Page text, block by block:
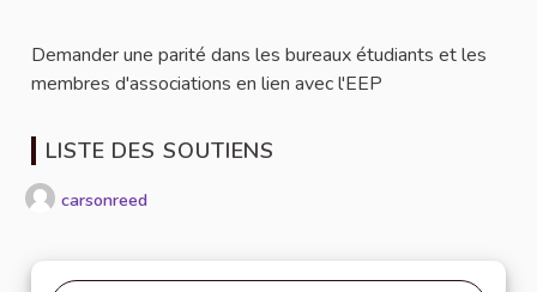
Demander une parité dans les bureaux étudiants et les
membres d'associations en lien avec l'EEP
LISTE DES SOUTIENS
carsonreed